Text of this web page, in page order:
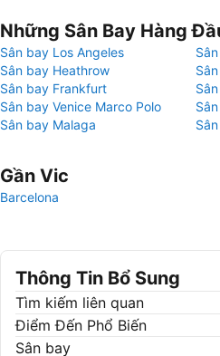
Những Sân Bay Hàng
Sân bay Los Angeles
Sân bay Heathrow
Sân bay Frankfurt
Sân bay Venice Marco Polo
Sân bay Malaga
Gần Vic
Barcelona
Thông Tin Bổ Sung
Tìm kiếm liên quan
Điểm Đến Phổ Biến
Sân bay